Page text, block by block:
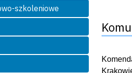
szkoleniowe